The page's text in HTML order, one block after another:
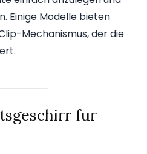
Einige Modelle bieten
Mechanismus, der die
fur